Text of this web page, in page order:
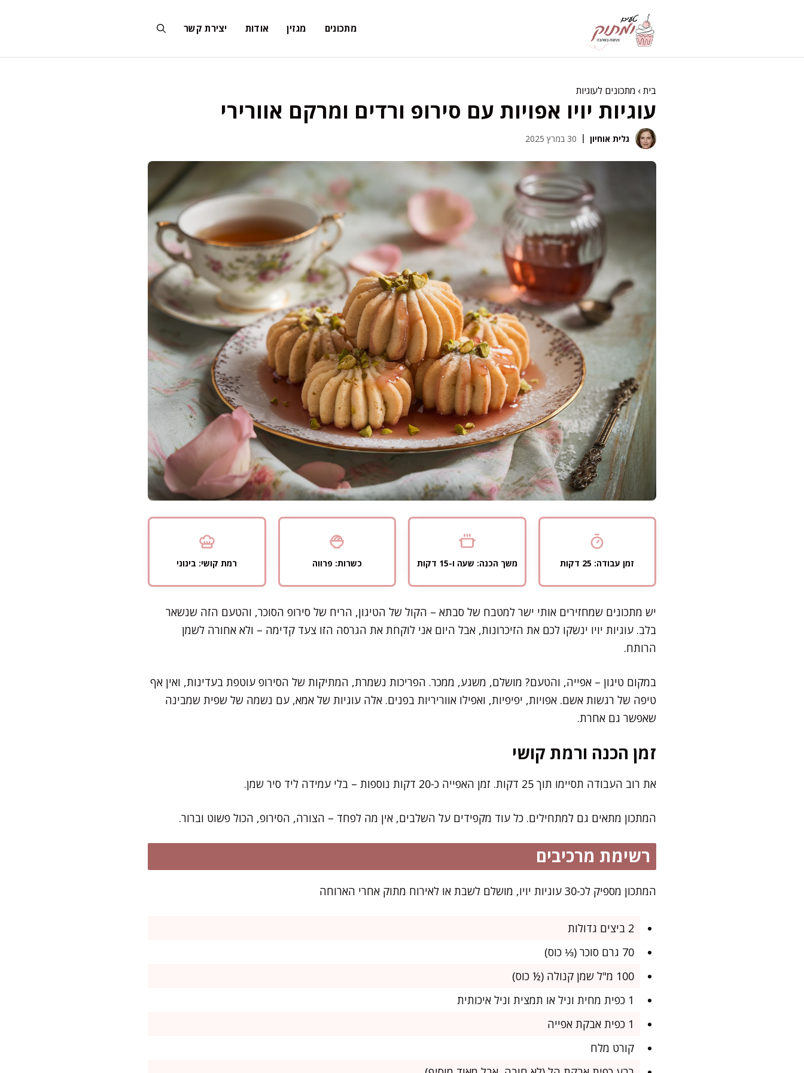
מתכונים מגזין אודות יצירת קשר
בית› מתכונים לעוגיות
עוגיות יויו אפויות עם סירופ ורדים ומרקם אוורירי
גלית אוחיון 30 במרץ 2025
זמן עבודה: 25 דקות משך הכנה: שעה ו-15 דקות כשרות: פרווה רמת קושי: בינוני
יש מתכונים שמחזירים אותי ישר למטבח של סבתא – הקול של הטיגון, הריח של סירופ הסוכר, והטעם הזה שנשאר
בלב. עוגיות יויו ינשקו לכם את הזיכרונות, אבל היום אני לוקחת את הגרסה הזו צעד קדימה – ולא אחורה לשמן
הרותח.
במקום טיגון – אפייה, והטעם? מושלם, משגע, ממכר. הפריכות נשמרת, המתיקות של הסירופ עוטפת בעדינות, ואין אף
טיפה של רגשות אשם. אפויות, יפיפיות, ואפילו אווריריות בפנים. אלה עוגיות של אמא, עם נשמה של שפית שמבינה
שאפשר גם אחרת.
זמן הכנה ורמת קושי
את רוב העבודה תסיימו תוך 25 דקות. זמן האפייה כ-20 דקות נוספות – בלי עמידה ליד סיר שמן.
המתכון מתאים גם למתחילים. כל עוד מקפידים על השלבים, אין מה לפחד – הצורה, הסירופ, הכול פשוט וברור.
רשימת מרכיבים
המתכון מספיק לכ-30 עוגיות יויו, מושלם לשבת או לאירוח מתוק אחרי הארוחה
2 ביצים גדולות
70 גרם סוכר (⅓ כוס)
100 מ"ל שמן קנולה (½ כוס)
1 כפית מחית וניל או תמצית וניל איכותית
1 כפית אבקת אפייה
קורט מלח